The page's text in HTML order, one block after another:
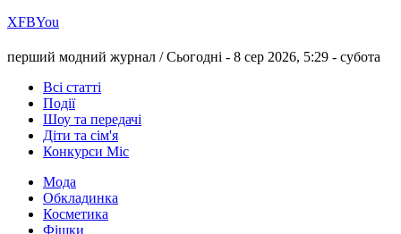
ХFBYou
перший модний журнал /Сьогодні - 8 сер 2026, 5:29 - субота
Всі статті
Події
Шоу та передачі
Діти та сім'я
Конкурси Міс
Мода
Обкладинка
Косметика
Фішки